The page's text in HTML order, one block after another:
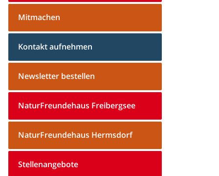
Mitmachen
Kontakt aufnehmen
Newsletter bestellen
NaturFreundehaus Freibergsee
NaturFreundehaus Hermsdorf
Stellenangebote